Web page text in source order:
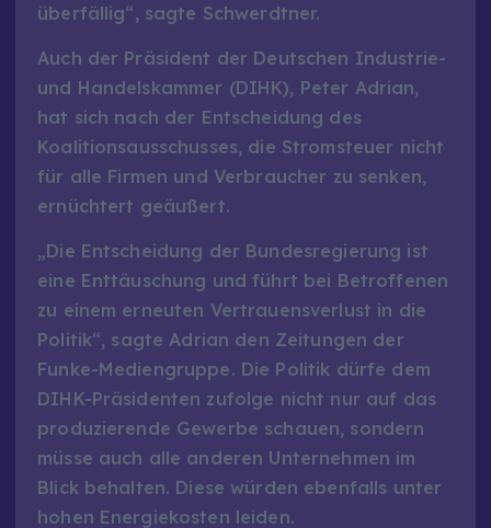
überfällig“, sagte Schwerdtner.
Auch der Präsident der Deutschen Industrie-
und Handelskammer (DIHK), Peter Adrian,
hat sich nach der Entscheidung des
Koalitionsausschusses, die Stromsteuer nicht
für alle Firmen und Verbraucher zu senken,
ernüchtert geäußert.
„Die Entscheidung der Bundesregierung ist
eine Enttäuschung und führt bei Betroffenen
zu einem erneuten Vertrauensverlust in die
Politik“, sagte Adrian den Zeitungen der
Funke-Mediengruppe. Die Politik dürfe dem
DIHK-Präsidenten zufolge nicht nur auf das
produzierende Gewerbe schauen, sondern
müsse auch alle anderen Unternehmen im
Blick behalten. Diese würden ebenfalls unter
hohen Energiekosten leiden.